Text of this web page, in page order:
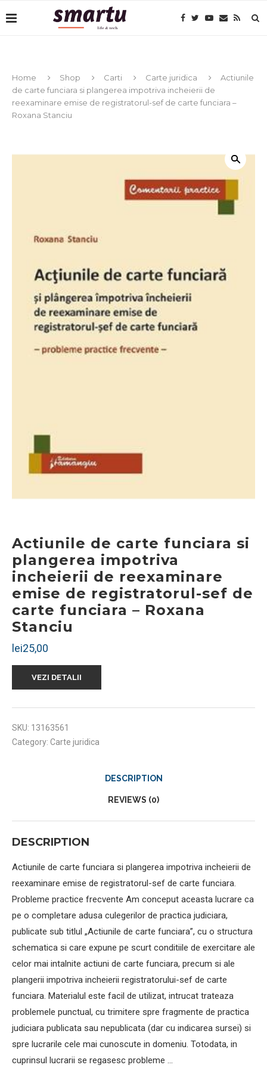
Home Shop Carti Carte juridica
Actiunile
de carte funciara si plangerea impotriva incheierii de
reexaminare emise de registratorul-sef de carte funciara –
Roxana Stanciu
Actiunile de carte funciara si
plangerea impotriva
incheierii de reexaminare
emise de registratorul-sef de
carte funciara – Roxana
Stanciu
lei25,00
VEZI DETALII
SKU: 13163561
Category: Carte juridica
DESCRIPTION
REVIEWS (0)
DESCRIPTION
Actiunile de carte funciara si plangerea impotriva incheierii de
reexaminare emise de registratorul-sef de carte funciara.
Probleme practice frecvente Am conceput aceasta lucrare ca
pe o completare adusa culegerilor de practica judiciara,
publicate sub titlul „Actiunile de carte funciara”, cu o structura
schematica si care expune pe scurt conditiile de exercitare ale
celor mai intalnite actiuni de carte funciara, precum si ale
plangerii impotriva incheierii registratorului-sef de carte
funciara. Materialul este facil de utilizat, intrucat trateaza
problemele punctual, cu trimitere spre fragmente de practica
judiciara publicata sau nepublicata (dar cu indicarea sursei) si
spre lucrarile cele mai cunoscute in domeniu. Totodata, in
cuprinsul lucrarii se regasesc probleme …